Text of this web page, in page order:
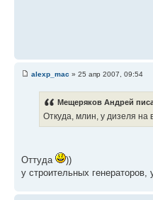
alexp_mac » 25 апр 2007, 09:54
Мещеряков Андрей
Откуда, млин, у дизеля на
Оттуда
))
у строительных